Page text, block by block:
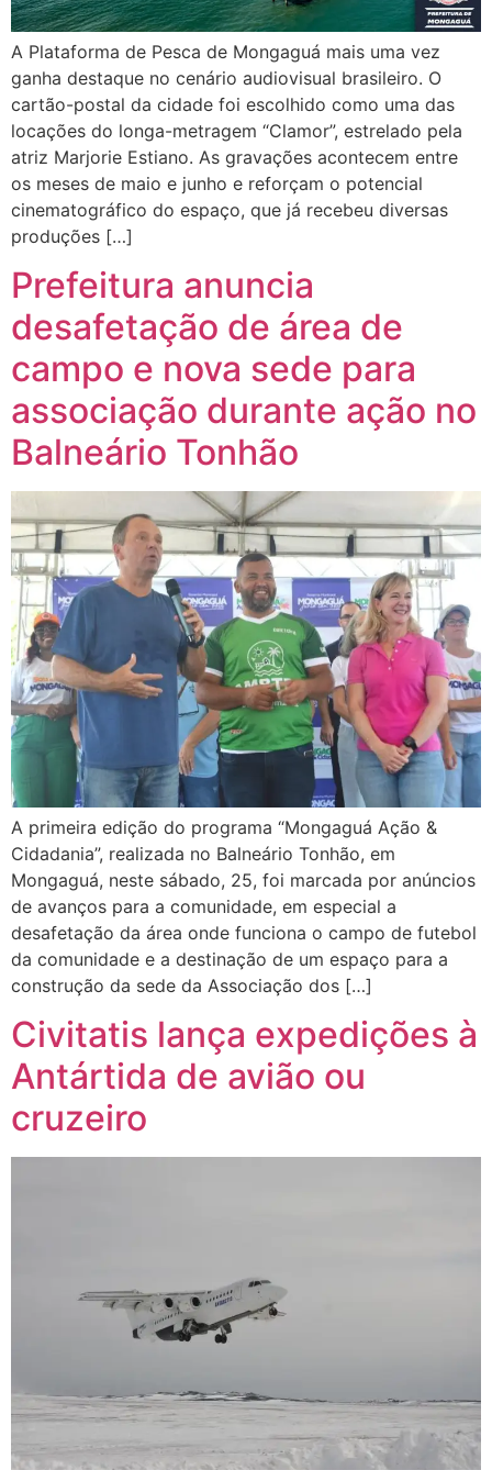
A Plataforma de Pesca de Mongaguá mais uma vez
ganha destaque no cenário audiovisual brasileiro. O
cartão-postal da cidade foi escolhido como uma das
locações do longa-metragem “Clamor”, estrelado pela
atriz Marjorie Estiano. As gravações acontecem entre
os meses de maio e junho e reforçam o potencial
cinematográfico do espaço, que já recebeu diversas
produções […]
Prefeitura anuncia
desafetação de área de
campo e nova sede para
associação durante ação no
Balneário Tonhão
A primeira edição do programa “Mongaguá Ação &
Cidadania”, realizada no Balneário Tonhão, em
Mongaguá, neste sábado, 25, foi marcada por anúncios
de avanços para a comunidade, em especial a
desafetação da área onde funciona o campo de futebol
da comunidade e a destinação de um espaço para a
construção da sede da Associação dos […]
Civitatis lança expedições à
Antártida de avião ou
cruzeiro